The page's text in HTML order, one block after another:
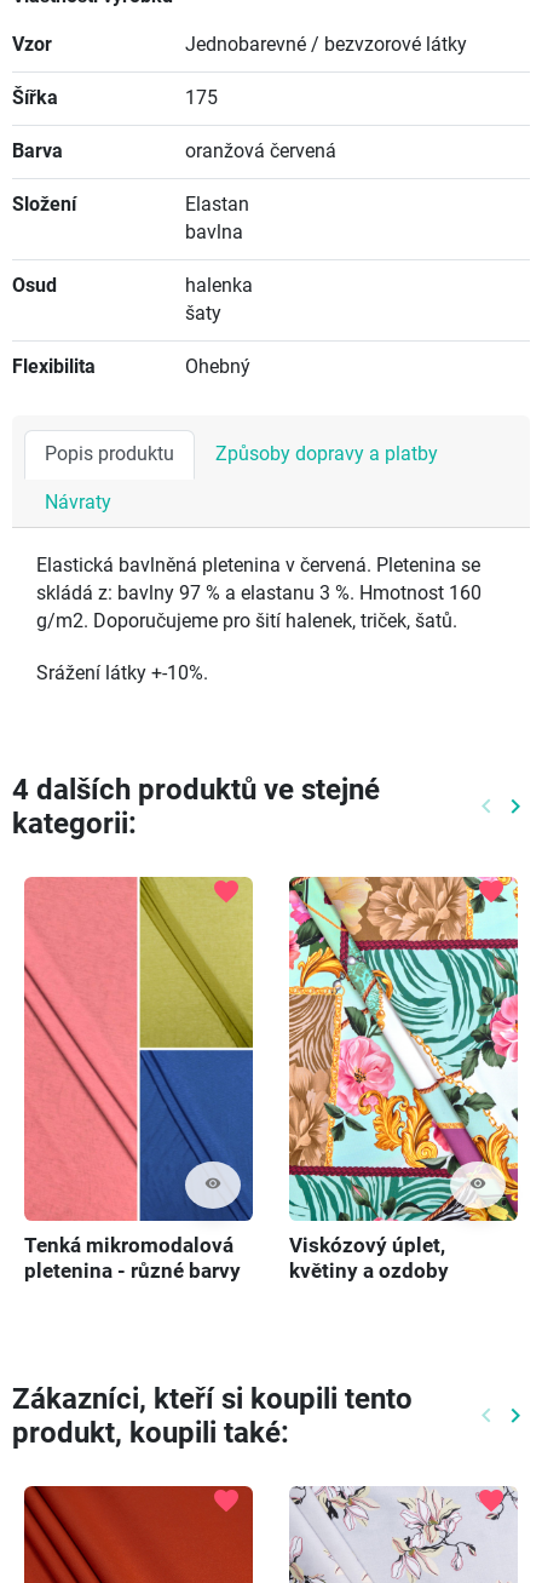
Vzor Jednobarevné / bezvzorové látky
Šířka 175
Barva oranžová červená
Složení
Elastan
bavlna
Osud
halenka
šaty
Flexibilita Ohebný
Popis produktu Způsoby dopravy a platby
Návraty
Elastická bavlněná pletenina v červená. Pletenina se
skládá z: bavlny 97 % a elastanu 3 %. Hmotnost 160
g/m2. Doporučujeme pro šití halenek, triček, šatů.
Srážení látky +-10%.
4 dalších produktů ve stejné
kategorii:
keyboard_arrow_left keyboard_arrow_right
visibility
favorite
Tenká mikromodalová
pletenina - různé barvy
visibility
favorite
Viskózový úplet,
květiny a ozdoby
Zákazníci, kteří si koupili tento
produkt, koupili také:
keyboard_arrow_left keyboard_arrow_right
favorite favorite